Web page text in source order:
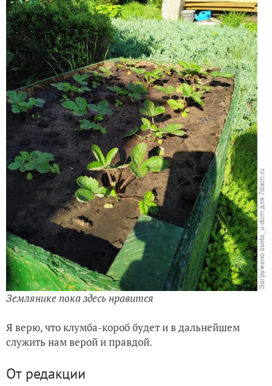
Землянике пока здесь нравится
Я верю, что клумба-короб будет и в дальнейшем
служить нам верой и правдой.
От редакции